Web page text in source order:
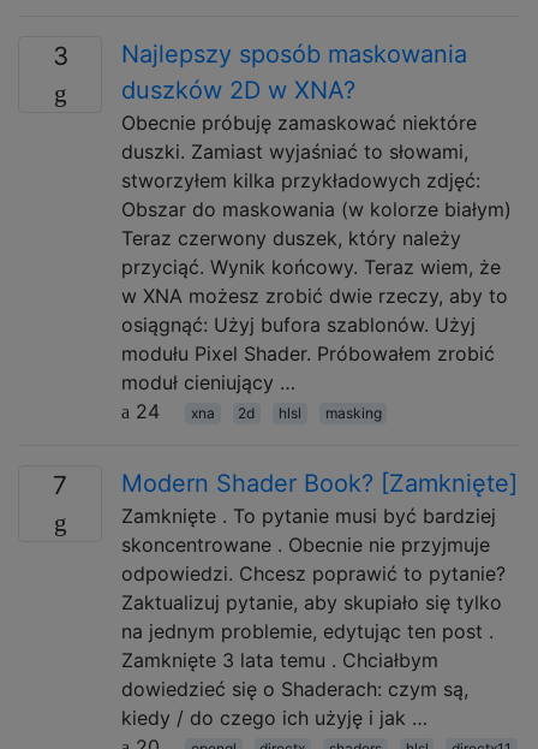
3
Najlepszy sposób maskowania
duszków 2D w XNA?
Obecnie próbuję zamaskować niektóre
duszki. Zamiast wyjaśniać to słowami,
stworzyłem kilka przykładowych zdjęć:
Obszar do maskowania (w kolorze białym)
Teraz czerwony duszek, który należy
przyciąć. Wynik końcowy. Teraz wiem, że
w XNA możesz zrobić dwie rzeczy, aby to
osiągnąć: Użyj bufora szablonów. Użyj
modułu Pixel Shader. Próbowałem zrobić
moduł cieniujący …
24
xna 2d hlsl masking
7 Modern Shader Book? [Zamknięte]
Zamknięte . To pytanie musi być bardziej
skoncentrowane . Obecnie nie przyjmuje
odpowiedzi. Chcesz poprawić to pytanie?
Zaktualizuj pytanie, aby skupiało się tylko
na jednym problemie, edytując ten post .
Zamknięte 3 lata temu . Chciałbym
dowiedzieć się o Shaderach: czym są,
kiedy / do czego ich użyję i jak …